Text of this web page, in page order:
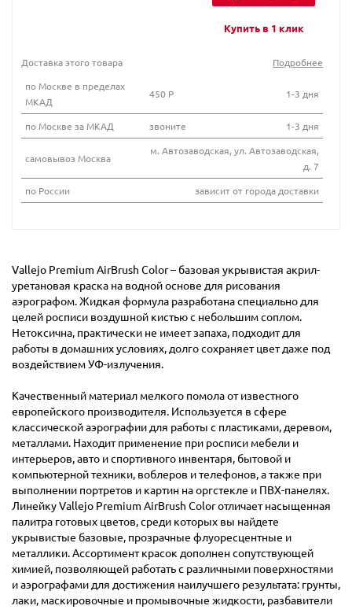
Купить в 1 клик
Доставка этого товара
Подробнее
по Москве в пределах
МКАД
450 Р 1-3 дня
по Москве за МКАД звоните 1-3 дня
самовывоз Москва
м. Автозаводская, ул. Автозаводская,
д. 7
по России
зависит от города доставки
Vallejo Premium AirBrush Color – базовая укрывистая акрил-
уретановая краска на водной основе для рисования
аэрографом. Жидкая формула разработана специально для
целей росписи воздушной кистью с небольшим соплом.
Нетоксична, практически не имеет запаха, подходит для
работы в домашних условиях, долго сохраняет цвет даже под
воздействием УФ-излучения.
Качественный материал мелкого помола от известного
европейского производителя. Используется в сфере
классической аэрографии для работы с пластиками, деревом,
металлами. Находит применение при росписи мебели и
интерьеров, авто и спортивного инвентаря, бытовой и
компьютерной техники, воблеров и телефонов, а также при
выполнении портретов и картин на оргстекле и ПВХ-панелях.
Линейку Vallejo Premium AirBrush Color отличает насыщенная
палитра готовых цветов, среди которых вы найдете
укрывистые базовые, прозрачные флуоресцентные и
металлики. Ассортимент красок дополнен сопутствующей
химией, позволяющей работать с различными поверхностями
и аэрографами для достижения наилучшего результата: грунты,
лаки, маскировочные и промывочные жидкости, разбавители